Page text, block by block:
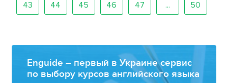
43 44 45 46 47 ... 50
Enguide – первый в Украине сервис
по выбору курсов английского языка